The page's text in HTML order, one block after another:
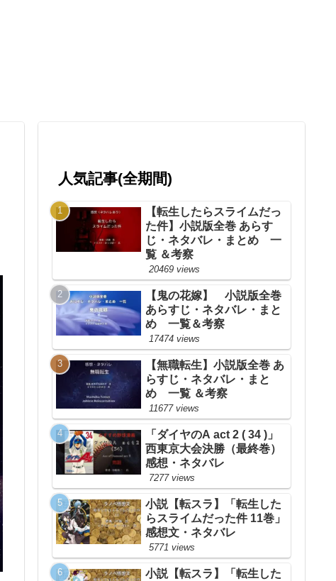
人気記事(全期間)
【転生したらスライムだっ
た件】小説版全巻 あらす
じ・ネタバレ・まとめ 一
覧 ＆考察
20469 views
【鬼の花嫁】 小説版全巻
あらすじ・ネタバレ・まと
め 一覧＆考察
17474 views
【無職転生】小説版全巻 あ
らすじ・ネタバレ・まと
め 一覧 ＆考察
11677 views
「ダイヤのA act 2 ( 34 )」
西東京大会決勝（最終巻）
感想・ネタバレ
7277 views
小説【転スラ】「転生した
らスライムだった件 11巻」
感想文・ネタバレ
5771 views
小説【転スラ】「転生した